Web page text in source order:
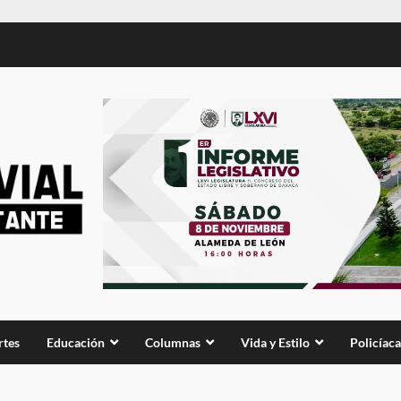
Educación Columnas Vida y Estilo Policíaca